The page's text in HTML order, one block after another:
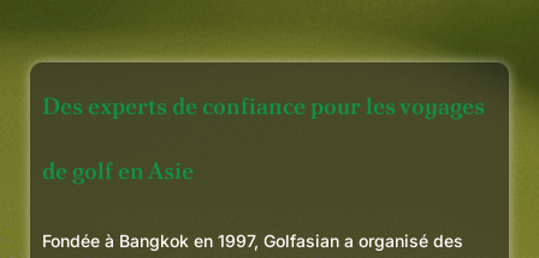
Des experts de confiance pour les voyages
de golf en Asie
Fondée à Bangkok en 1997, Golfasian a organisé des